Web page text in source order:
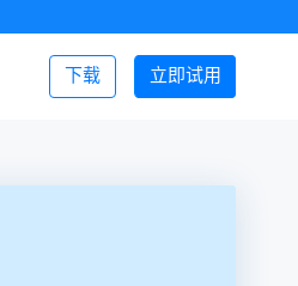
立即试用
下载 登录/注册